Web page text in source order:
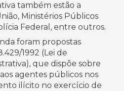
também estão a
Ministérios Públicos
Federal, entre outros.
foram propostas
1992 (Lei de
que dispõe sobre
agentes públicos nos
ilícito no exercício de